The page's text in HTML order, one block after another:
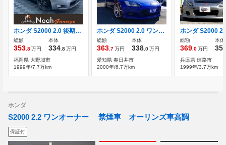
ホンダ S2000 2.0 後期色ムーンロックメタリック
総額
353.8万円
本体
334.8万円
福岡県 大野城市
1999年/7.7万km
ホンダ S2000 2.0 ワンオフチタンマフラー Jsツチノコチャン
総額
363.7万円
本体
338.0万円
愛知県 春日井市
2000年/6.7万km
総額
369.0万円
本体
兵庫県 姫路市
1999年/3.7万km
ホンダ
S2000 2.2 ワンオーナー 禁煙車 オーリンズ車高調
保証付